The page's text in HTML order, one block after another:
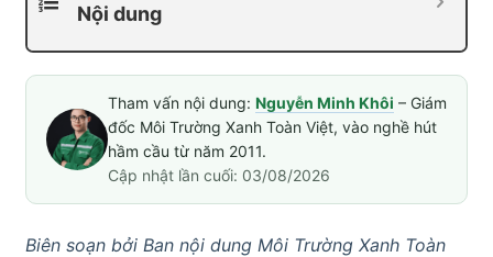
Nội dung
Tham vấn nội dung: Nguyễn Minh Khôi – Giám
đốc Môi Trường Xanh Toàn Việt, vào nghề hút
hầm cầu từ năm 2011.
Cập nhật lần cuối: 03/08/2026
Biên soạn bởi Ban nội dung Môi Trường Xanh Toàn